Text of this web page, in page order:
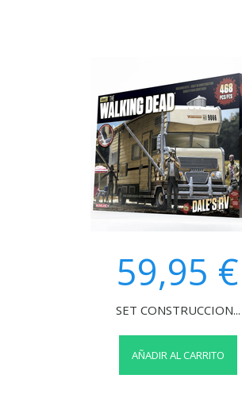
59,95 €
SET CONSTRUCCION...
AÑADIR AL CARRITO